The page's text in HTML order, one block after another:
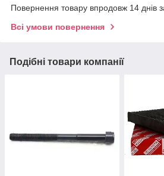
Повернення товару впродовж 14 днів
Всі умови повернення
Подібні товари компанії